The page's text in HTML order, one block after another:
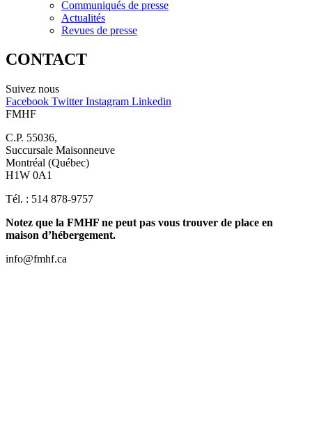
Communiqués de presse
Actualités
Revues de presse
CONTACT
Suivez nous
Facebook Twitter Instagram Linkedin
FMHF
C.P. 55036,
Succursale Maisonneuve
Montréal (Québec)
H1W 0A1
Tél. : 514 878-9757
Notez que la FMHF ne peut pas vous trouver de place en
maison d’hébergement.
info@fmhf.ca